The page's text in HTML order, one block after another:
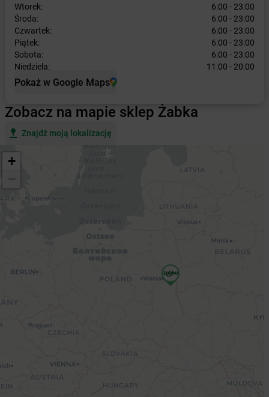
Wtorek:
6:00 - 23:00
Środa:
6:00 - 23:00
Czwartek:
6:00 - 23:00
Piątek:
6:00 - 23:00
Sobota:
6:00 - 23:00
Niedziela:
11:00 - 20:00
Pokaż w Google Maps
Zobacz na mapie sklep Żabka
Znajdź moją lokalizację
+